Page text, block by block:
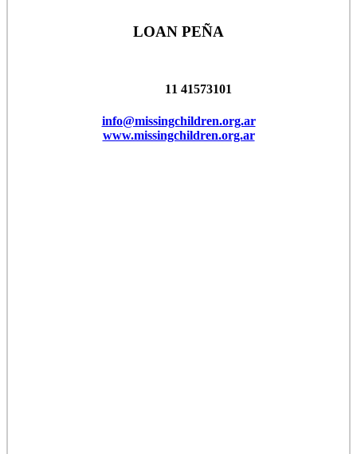
LOAN PEÑA
11 41573101
info@missingchildren.org.ar
www.missingchildren.org.ar